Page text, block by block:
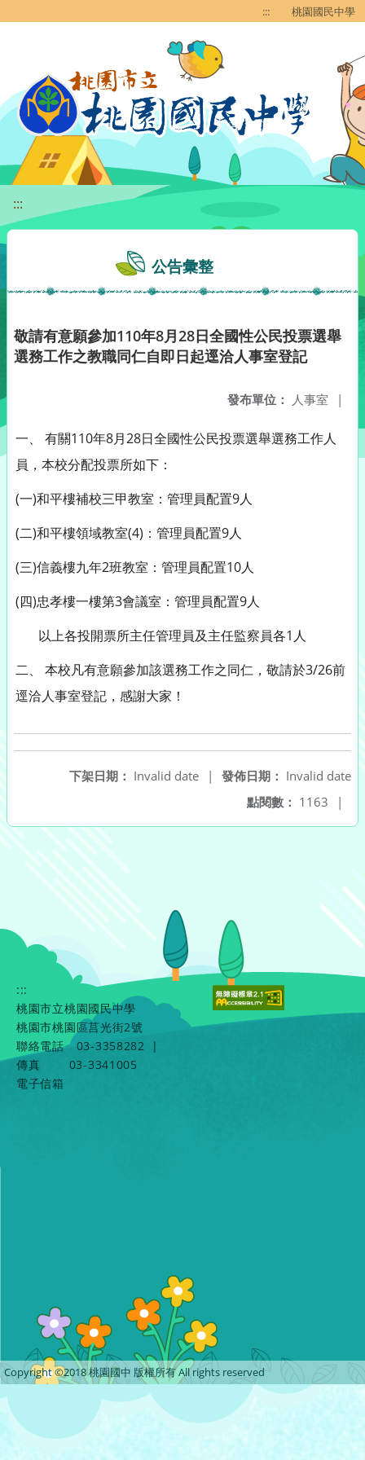
::: 桃園國民中學
:::
公告彙整
敬請有意願參加110年8月28日全國性公民投票選舉
選務工作之教職同仁自即日起逕洽人事室登記
發布單位： 人事室 |
一、 有關110年8月28日全國性公民投票選舉選務工作人
員，本校分配投票所如下：
(一)和平樓補校三甲教室：管理員配置9人
(二)和平樓領域教室(4)：管理員配置9人
(三)信義樓九年2班教室：管理員配置10人
(四)忠孝樓一樓第3會議室：管理員配置9人
以上各投開票所主任管理員及主任監察員各1人
二、 本校凡有意願參加該選務工作之同仁，敬請於3/26前
逕洽人事室登記，感謝大家！
發佈日期： Invalid date
下架日期： Invalid date
|
點閱數： 1163 |
:::
桃園市立桃園國民中學
桃園市桃園區莒光街2號
聯絡電話
03-3358282
|
傳真
03-3341005
電子信箱
Copyright ©2018 桃園國中 版權所有 All rights reserved